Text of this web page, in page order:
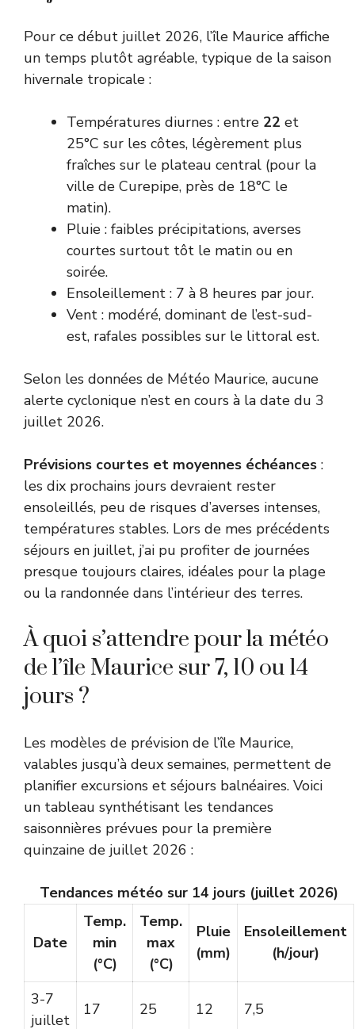
Pour ce début juillet 2026, l’île Maurice affiche
un temps plutôt agréable, typique de la saison
hivernale tropicale :
Températures diurnes : entre 22 et
25°C sur les côtes, légèrement plus
fraîches sur le plateau central (pour la
ville de Curepipe, près de 18°C le
matin).
Pluie : faibles précipitations, averses
courtes surtout tôt le matin ou en
soirée.
Ensoleillement : 7 à 8 heures par jour.
Vent : modéré, dominant de l’est-sud-
est, rafales possibles sur le littoral est.
Selon les données de Météo Maurice, aucune
alerte cyclonique n’est en cours à la date du 3
juillet 2026.
Prévisions courtes et moyennes échéances :
les dix prochains jours devraient rester
ensoleillés, peu de risques d’averses intenses,
températures stables. Lors de mes précédents
séjours en juillet, j’ai pu profiter de journées
presque toujours claires, idéales pour la plage
ou la randonnée dans l’intérieur des terres.
À quoi s’attendre pour la météo
de l’île Maurice sur 7, 10 ou 14
jours ?
Les modèles de prévision de l’île Maurice,
valables jusqu’à deux semaines, permettent de
planifier excursions et séjours balnéaires. Voici
un tableau synthétisant les tendances
saisonnières prévues pour la première
quinzaine de juillet 2026 :
Tendances météo sur 14 jours (juillet 2026)
Date
Temp.
min
(°C)
Temp.
max
(°C)
Pluie
(mm)
Ensoleillement
(h/jour)
3-7
juillet
17 25 12 7,5